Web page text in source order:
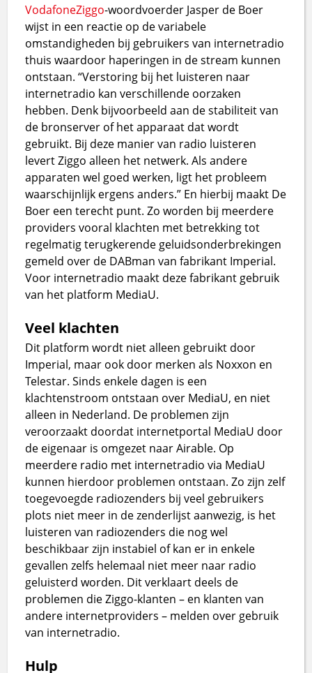
VodafoneZiggo-woordvoerder Jasper de Boer
wijst in een reactie op de variabele
omstandigheden bij gebruikers van internetradio
thuis waardoor haperingen in de stream kunnen
ontstaan. “Verstoring bij het luisteren naar
internetradio kan verschillende oorzaken
hebben. Denk bijvoorbeeld aan de stabiliteit van
de bronserver of het apparaat dat wordt
gebruikt. Bij deze manier van radio luisteren
levert Ziggo alleen het netwerk. Als andere
apparaten wel goed werken, ligt het probleem
waarschijnlijk ergens anders.” En hierbij maakt De
Boer een terecht punt. Zo worden bij meerdere
providers vooral klachten met betrekking tot
regelmatig terugkerende geluidsonderbrekingen
gemeld over de DABman van fabrikant Imperial.
Voor internetradio maakt deze fabrikant gebruik
van het platform MediaU.
Veel klachten
Dit platform wordt niet alleen gebruikt door
Imperial, maar ook door merken als Noxxon en
Telestar. Sinds enkele dagen is een
klachtenstroom ontstaan over MediaU, en niet
alleen in Nederland. De problemen zijn
veroorzaakt doordat internetportal MediaU door
de eigenaar is omgezet naar Airable. Op
meerdere radio met internetradio via MediaU
kunnen hierdoor problemen ontstaan. Zo zijn zelf
toegevoegde radiozenders bij veel gebruikers
plots niet meer in de zenderlijst aanwezig, is het
luisteren van radiozenders die nog wel
beschikbaar zijn instabiel of kan er in enkele
gevallen zelfs helemaal niet meer naar radio
geluisterd worden. Dit verklaart deels de
problemen die Ziggo-klanten – en klanten van
andere internetproviders – melden over gebruik
van internetradio.
Hulp